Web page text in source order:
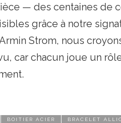
— des centaines de
grâce à notre
Strom, nous
car chacun joue un
BOITIER ACIER BRACELET